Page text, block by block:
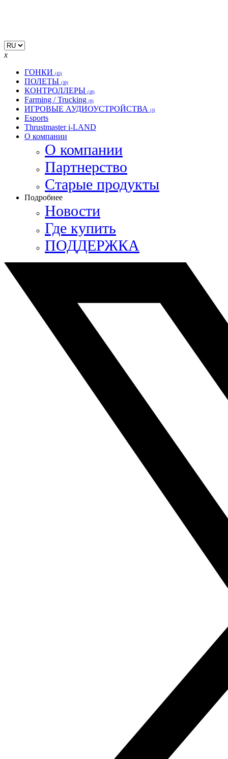
x
ГОНКИ (45)
ПОЛЕТЫ (30)
КОНТРОЛЛЕРЫ (16)
Farming / Trucking (6)
ИГРОВЫЕ АУДИОУСТРОЙСТВА (3)
Esports
Thrustmaster i-LAND
О компании
О компании
Партнерство
Старые продукты
Подробнее
Новости
Где купить
ПОДДЕРЖКА